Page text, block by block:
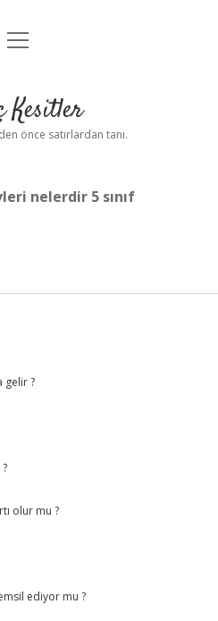
Uyarı
menüyü
Kesitler
önce satırlardan tanı.
nelerdir 5 sınıf
gelir ?
olur mu ?
ediyor mu ?